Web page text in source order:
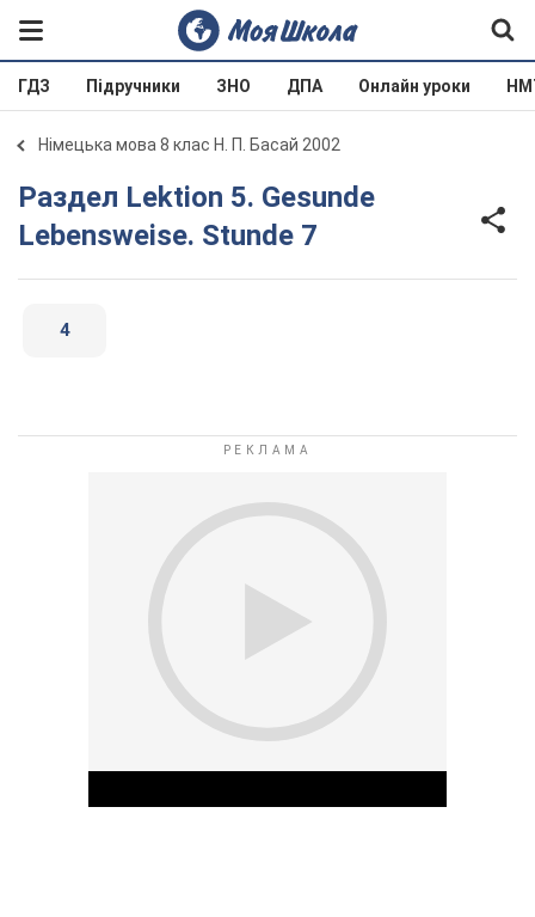
ГДЗ Підручники ЗНО ДПА Онлайн уроки
Німецька мова 8 клас Н. П. Басай 2002
Раздел Lektion 5. Gesunde
Lebensweise. Stunde 7
4